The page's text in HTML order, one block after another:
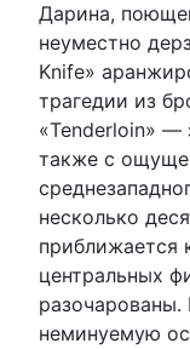
Дарина,
неуместно
Knife»
трагедии из
«Tenderloin» —
также с
несколько
приближается
центральных
неминуемую